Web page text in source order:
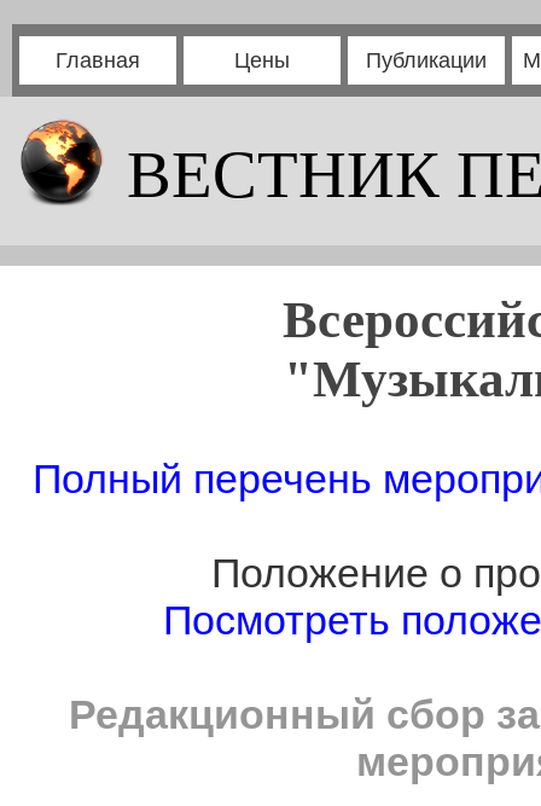
Главная Цены Публикации
ВЕСТНИК
Полный перечень
Положение о
Посмотреть
Редакционный сбор